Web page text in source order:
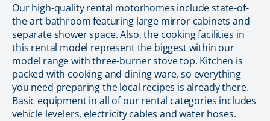
Our high-quality rental motorhomes include state-of-
the-art bathroom featuring large mirror cabinets and
separate shower space. Also, the cooking facilities in
this rental model represent the biggest within our
model range with three-burner stove top. Kitchen is
packed with cooking and dining ware, so everything
you need preparing the local recipes is already there.
Basic equipment in all of our rental categories includes
vehicle levelers, electricity cables and water hoses.